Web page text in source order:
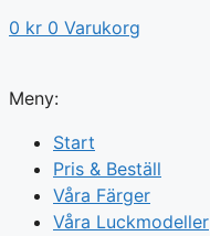
0 kr 0 Varukorg
Meny:
Start
Pris & Beställ
Våra Färger
Våra Luckmodeller